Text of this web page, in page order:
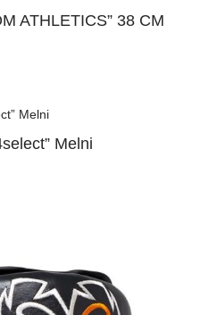
ATHLETICS” 38 CM
Melni